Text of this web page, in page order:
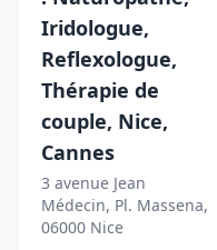
Iridologue,
Reflexologue,
Thérapie de
couple, Nice,
Cannes
3 avenue Jean
Médecin, Pl. Massena,
06000 Nice